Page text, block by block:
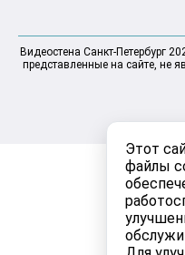
Этот
файлы
Видеостена Санкт-Петербург
представленные на сайте, не